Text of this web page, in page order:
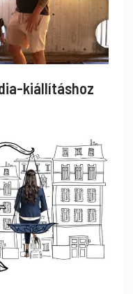
kiállításhoz